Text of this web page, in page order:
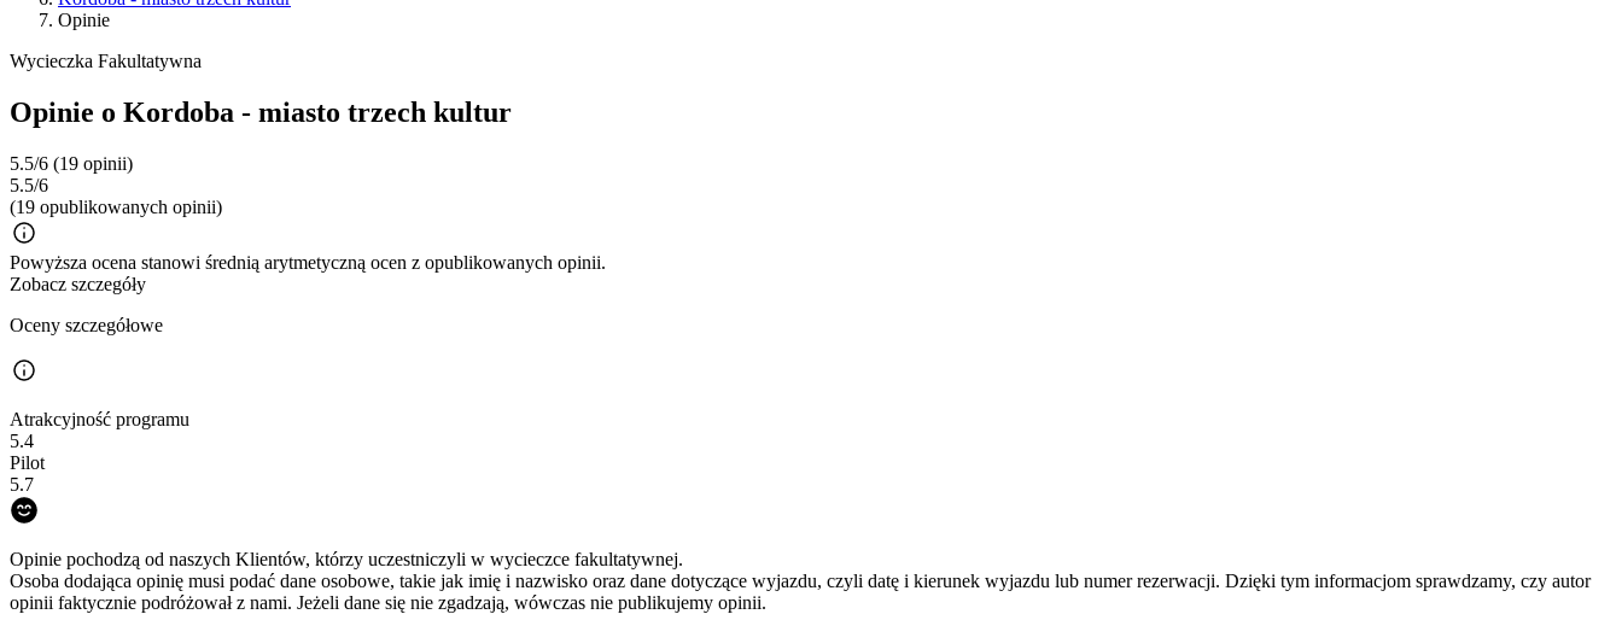
Opinie
Wycieczka Fakultatywna
Opinie o Kordoba - miasto trzech kultur
5.5/6 (19 opinii)
5.5/6
(19 opublikowanych opinii)
Powyższa ocena stanowi średnią arytmetyczną ocen z opublikowanych opinii.
Zobacz szczegóły
Oceny szczegółowe
Atrakcyjność programu
5.4
Pilot
5.7
Opinie pochodzą od naszych Klientów, którzy uczestniczyli w wycieczce fakultatywnej.
Osoba dodająca opinię musi podać dane osobowe, takie jak imię i nazwisko oraz dane dotyczące wyjazdu, czyli datę i kierunek wyjazdu lub numer rezerwacji. Dzięki tym informacjom sprawdzamy, czy autor
opinii faktycznie podróżował z nami. Jeżeli dane się nie zgadzają, wówczas nie publikujemy opinii.